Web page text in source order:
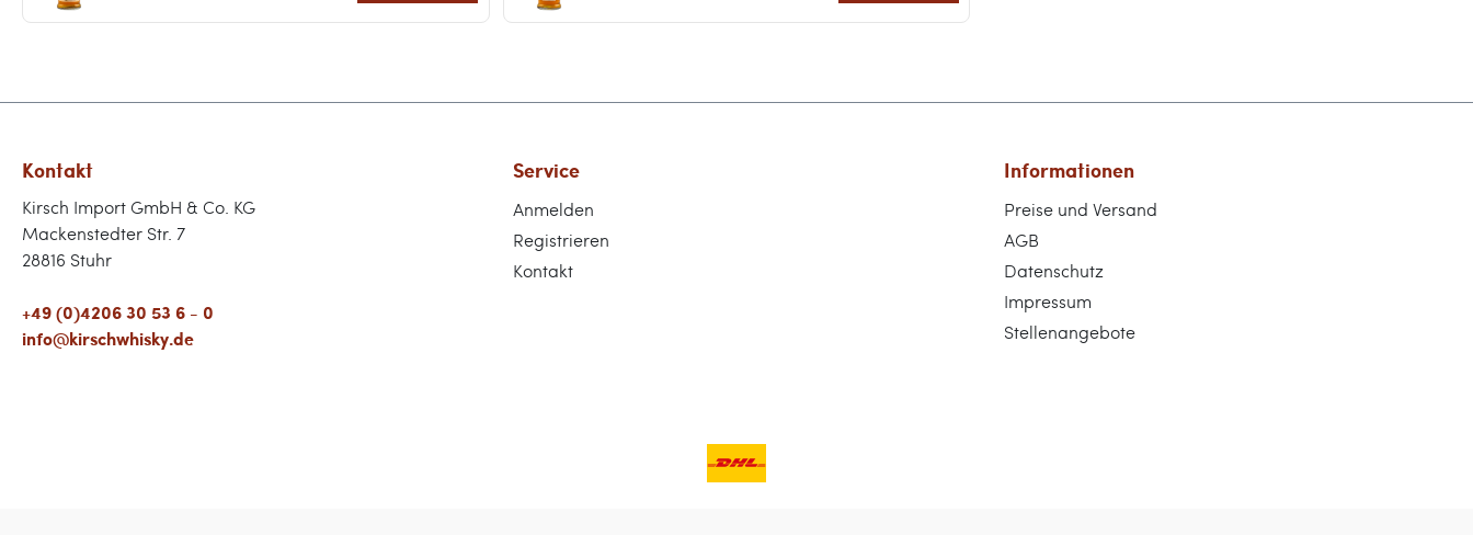
Kontakt
Kirsch Import GmbH & Co. KG
Mackenstedter Str. 7
28816 Stuhr
+49 (0)4206 30 53 6 - 0
info@kirschwhisky.de
Service
Anmelden
Registrieren
Kontakt
Informationen
Preise und Versand
AGB
Datenschutz
Impressum
Stellenangebote